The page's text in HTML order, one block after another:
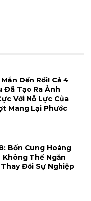
Đến Rồi! Cả 4
Đã Tạo Ra Ảnh
Với Nỗ Lực Của
Mang Lại Phước
Bốn Cung Hoàng
Không Thể Ngăn
Thay Đổi Sự Nghiệp